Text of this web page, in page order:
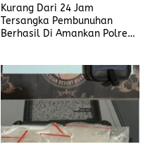
Kurang Dari 24 Jam
Tersangka Pembunuhan
Berhasil Di Amankan Polres